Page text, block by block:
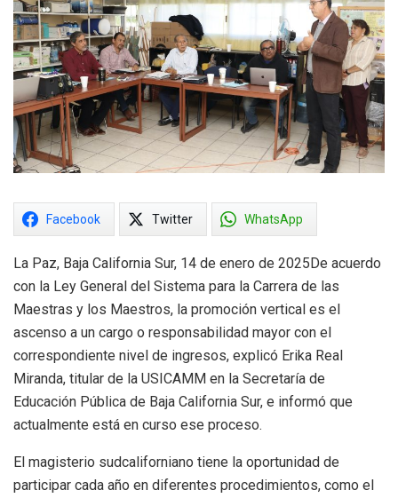
Facebook Twitter WhatsApp
La Paz, Baja California Sur, 14 de enero de 2025De acuerdo
con la Ley General del Sistema para la Carrera de las
Maestras y los Maestros, la promoción vertical es el
ascenso a un cargo o responsabilidad mayor con el
correspondiente nivel de ingresos, explicó Erika Real
Miranda, titular de la USICAMM en la Secretaría de
Educación Pública de Baja California Sur, e informó que
actualmente está en curso ese proceso.
El magisterio sudcaliforniano tiene la oportunidad de
participar cada año en diferentes procedimientos, como el